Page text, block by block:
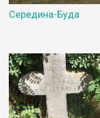
Середина-Буда